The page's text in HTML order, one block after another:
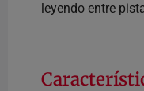
leyendo entre